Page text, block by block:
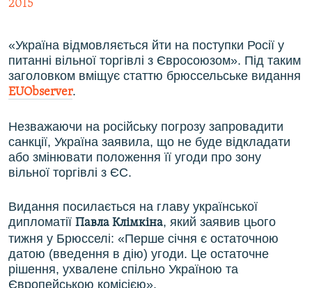
2015
«Україна відмовляється йти на поступки Росії у
питанні вільної торгівлі з Євросоюзом». Під таким
заголовком вміщує статтю брюссельське видання
EUObserver.
Незважаючи на російську погрозу запровадити
санкції, Україна заявила, що не буде відкладати
або змінювати положення її угоди про зону
вільної торгівлі з ЄС.
Видання посилається на главу української
дипломатії Павла Клімкіна, який заявив цього
тижня у Брюсселі: «Перше січня є остаточною
датою (введення в дію) угоди. Це остаточне
рішення, ухвалене спільно Україною та
Європейською комісією».